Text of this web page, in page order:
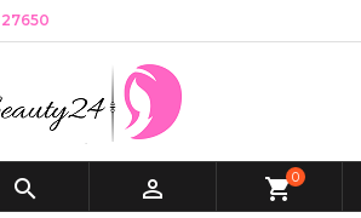
  shopping_cart0